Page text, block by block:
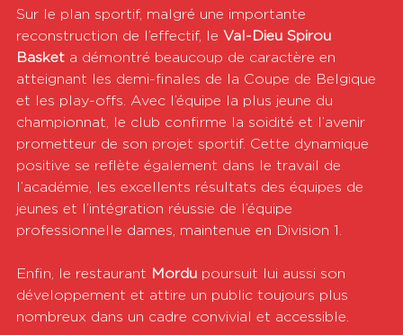
Sur le plan sportif, malgré une importante
reconstruction de l’effectif, le Val-Dieu Spirou
Basket a démontré beaucoup de caractère en
atteignant les demi-finales de la Coupe de Belgique
et les play-offs. Avec l’équipe la plus jeune du
championnat, le club confirme la soidité et l’avenir
prometteur de son projet sportif. Cette dynamique
positive se reflète également dans le travail de
l’académie, les excellents résultats des équipes de
jeunes et l’intégration réussie de l’équipe
professionnelle dames, maintenue en Division 1.
Enfin, le restaurant Mordu poursuit lui aussi son
développement et attire un public toujours plus
nombreux dans un cadre convivial et accessible.